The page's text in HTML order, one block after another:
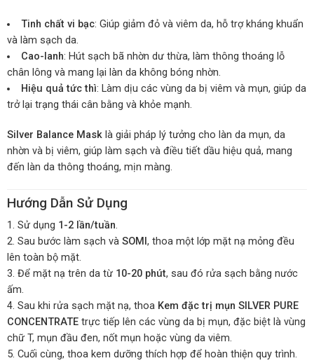
Tinh chất vi bạc: Giúp giảm đỏ và viêm da, hỗ trợ kháng khuẩn
và làm sạch da.
Cao-lanh: Hút sạch bã nhờn dư thừa, làm thông thoáng lỗ
chân lông và mang lại làn da không bóng nhờn.
Hiệu quả tức thì: Làm dịu các vùng da bị viêm và mụn, giúp da
trở lại trạng thái cân bằng và khỏe mạnh.
Silver Balance Mask là giải pháp lý tưởng cho làn da mụn, da
nhờn và bị viêm, giúp làm sạch và điều tiết dầu hiệu quả, mang
đến làn da thông thoáng, mịn màng.
Hướng Dẫn Sử Dụng
Sử dụng 1-2 lần/tuần.
Sau bước làm sạch và SOMI , thoa một lớp mặt nạ mỏng đều
lên toàn bộ mặt.
Để mặt nạ trên da từ 10-20 phút, sau đó rửa sạch bằng nước
ấm.
Sau khi rửa sạch mặt nạ, thoa Kem đặc trị mụn SILVER PURE
CONCENTRATE trực tiếp lên các vùng da bị mụn, đặc biệt là vùng
chữ T, mụn đầu đen, nốt mụn hoặc vùng da viêm.
Cuối cùng, thoa kem dưỡng thích hợp để hoàn thiện quy trình.